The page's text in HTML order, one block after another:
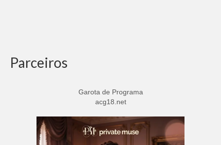
Parceiros
Garota de Programa
acg18.net